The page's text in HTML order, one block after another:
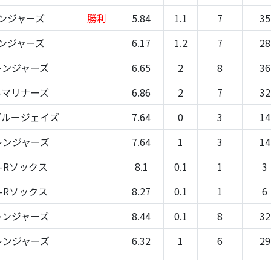
ジャーズ
勝利 5.84 1.1 7
35
ジャーズ
6.17 1.2 7
28
ジャーズ
6.65 2 8
36
リナーズ
6.86 2 7
32
ージェイズ
7.64 0 3
14
ジャーズ
7.64 1 3
14
ソックス
8.1 0.1 1
3
ソックス
8.27 0.1 1
6
ジャーズ
8.44 0.1 8
32
ジャーズ
6.32 1 6
29